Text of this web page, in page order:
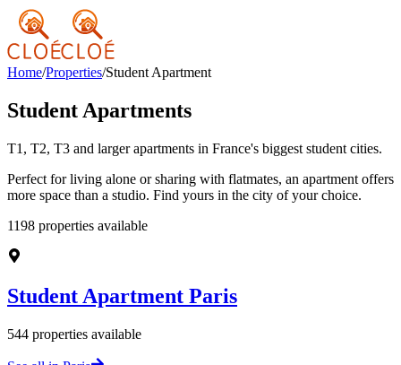
Home/Properties/Student Apartment
Student Apartments
T1, T2, T3 and larger apartments in France's biggest student cities.
Perfect for living alone or sharing with flatmates, an apartment offers
more space than a studio. Find yours in the city of your choice.
1198 properties available
Student Apartment Paris
544 properties available